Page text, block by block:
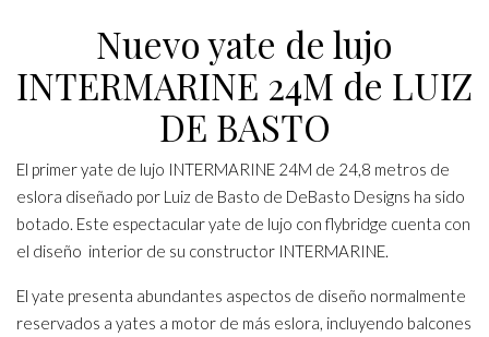
Nuevo yate de lujo
INTERMARINE 24M de LUIZ
DE BASTO
El primer yate de lujo INTERMARINE 24M de 24,8 metros de
eslora diseñado por Luiz de Basto de DeBasto Designs ha sido
botado. Este espectacular yate de lujo con flybridge cuenta con
el diseño interior de su constructor INTERMARINE.
El yate presenta abundantes aspectos de diseño normalmente
reservados a yates a motor de más eslora, incluyendo balcones